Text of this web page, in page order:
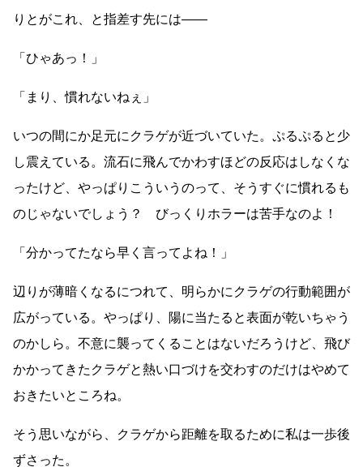
りとがこれ、と指差す先には――
「ひゃあっ！」
「まり、慣れないねぇ」
いつの間にか足元にクラゲが近づいていた。ぷるぷると少
し震えている。流石に飛んでかわすほどの反応はしなくな
ったけど、やっぱりこういうのって、そうすぐに慣れるも
のじゃないでしょう？ びっくりホラーは苦手なのよ！
「分かってたなら早く言ってよね！」
辺りが薄暗くなるにつれて、明らかにクラゲの行動範囲が
広がっている。やっぱり、陽に当たると表面が乾いちゃう
のかしら。不意に襲ってくることはないだろうけど、飛び
かかってきたクラゲと熱い口づけを交わすのだけはやめて
おきたいところね。
そう思いながら、クラゲから距離を取るために私は一歩後
ずさった。